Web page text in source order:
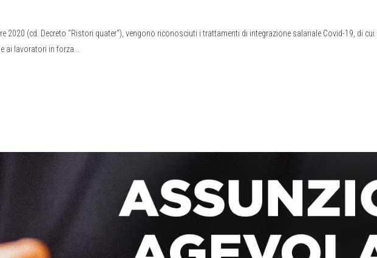
2020 (cd. Decreto “Ristori quater“), vengono riconosciuti i trattamenti di integrazione salariale Covid-19, di
ai lavoratori in forza...